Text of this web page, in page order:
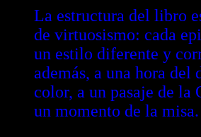
La estructura del libro
de virtuosismo: cada
un estilo diferente y
además, a una hora del
color, a un pasaje de la
un momento de la misa.